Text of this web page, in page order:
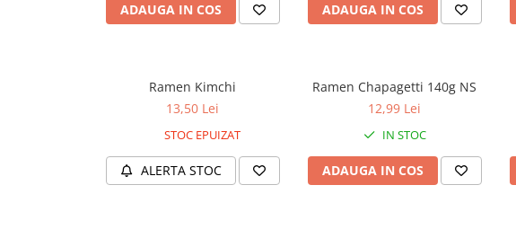
ADAUGA IN COS ADAUGA IN COS
Ramen Kimchi
13,50 Lei
STOC EPUIZAT
ALERTA STOC
Ramen Chapagetti 140g NS
12,99 Lei
IN STOC
ADAUGA IN COS